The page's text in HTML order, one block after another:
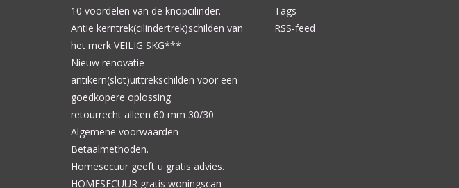
10 voordelen van de knopcilinder.
Antie kerntrek(cilindertrek)schilden van
het merk VEILIG SKG***
Nieuw renovatie
antikern(slot)uittrekschilden voor een
goedkopere oplossing
retourrecht alleen 60 mm 30/30
Algemene voorwaarden
Betaalmethoden.
Homesecuur geeft u gratis advies.
HOMESECUUR gratis woningscan
Tags
RSS-feed